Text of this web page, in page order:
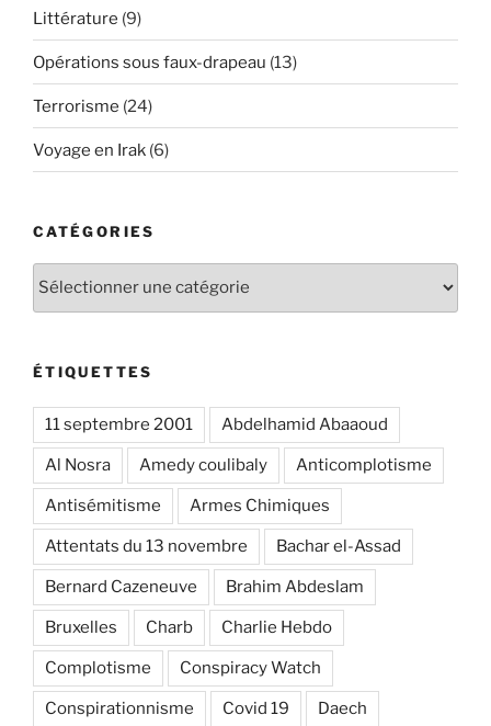
Littérature (9)
Opérations sous faux-drapeau (13)
Terrorisme (24)
Voyage en Irak (6)
CATÉGORIES
Catégories
ÉTIQUETTES
11 septembre 2001 Abdelhamid Abaaoud
Al Nosra Amedy coulibaly Anticomplotisme
Antisémitisme Armes Chimiques
Attentats du 13 novembre Bachar el-Assad
Bernard Cazeneuve Brahim Abdeslam
Bruxelles Charb Charlie Hebdo
Complotisme Conspiracy Watch
Conspirationnisme Covid 19 Daech